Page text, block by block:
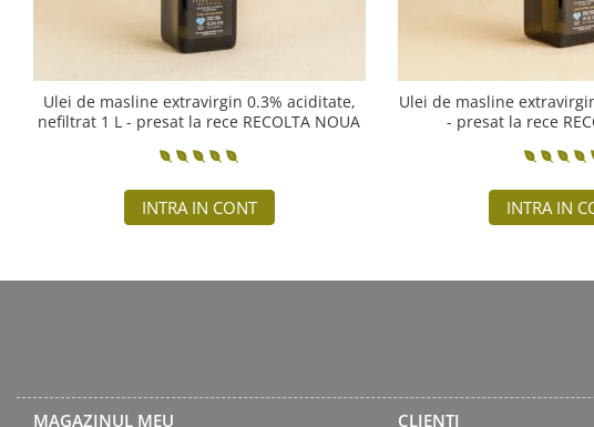
Ulei de masline extravirgin 0.3% aciditate,
nefiltrat 1 L - presat la rece RECOLTA NOUA
INTRA IN CONT
Ulei de masline
- presat la rece
INTRA IN
MAGAZINUL MEU CLIENTI